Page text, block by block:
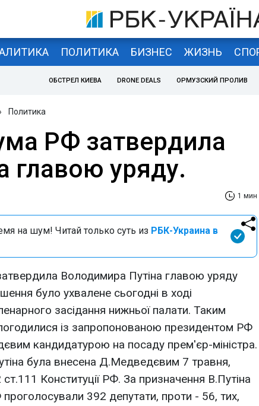
ПОЛИТИКА БИЗНЕС ЖИЗНЬ
ОБСТРЕЛ КИЕВА DRONE DEALS ОРМУЗСКИЙ ПРОЛИВ
Политика
РФ затвердила
главою уряду.
1 мин
на шум! Читай только суть из РБК-Украина в
Володимира Путіна главою уряду
було ухвалене сьогодні в ході
засідання нижньої палати. Таким
із запропонованою президентом РФ
кандидатурою на посаду прем'єр-міністра.
була внесена Д.Медведєвим 7 травня,
Конституції РФ. За призначення В.Путіна
392 депутати, проти - 56, тих,